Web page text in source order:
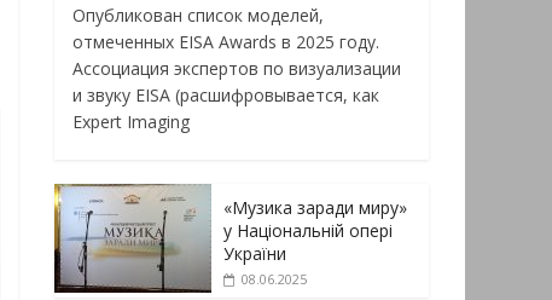
Опубликован список моделей,
отмеченных EISA Awards в 2025 году.
Ассоциация экспертов по визуализации
и звуку EISA (расшифровывается, как
Expert Imaging
«Музика заради миру»
у Національній опері
України
08.06.2025